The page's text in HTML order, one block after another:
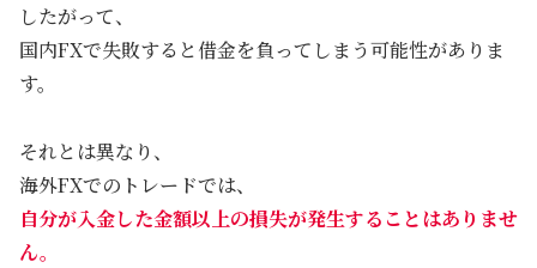
したがって、
国内FXで失敗すると借金を負ってしまう可能性がありま
す。
それとは異なり、
海外FXでのトレードでは、
自分が入金した金額以上の損失が発生することはありませ
ん。